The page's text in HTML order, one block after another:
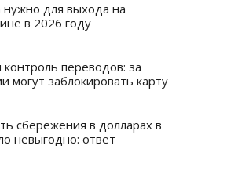
нужно для выхода на
в 2026 году
контроль переводов: за
могут заблокировать карту
сбережения в долларах в
невыгодно: ответ